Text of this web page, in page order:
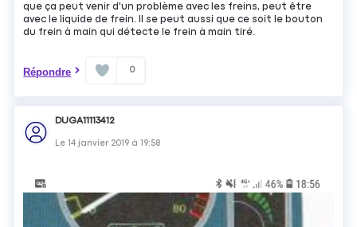
que ça peut venir d'un problème avec les freins, peut être
avec le liquide de frein. Il se peut aussi que ce soit le bouton
du frein à main qui détecte le frein à main tiré.
Répondre 0
DUGA11113412
Le14 janvier 2019 à19:58